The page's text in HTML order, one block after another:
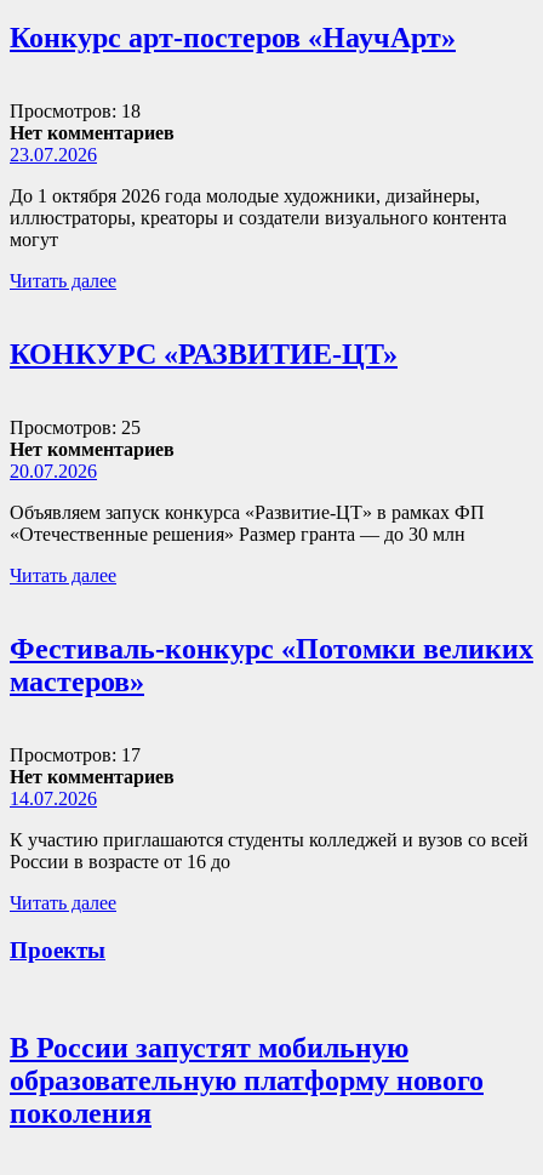
Конкурс арт-постеров «НаучАрт»
Просмотров: 18
Нет комментариев
23.07.2026
До 1 октября 2026 года молодые художники, дизайнеры,
иллюстраторы, креаторы и создатели визуального контента
могут
Читать далее
КОНКУРС «РАЗВИТИЕ-ЦТ»
Просмотров: 25
Нет комментариев
20.07.2026
Объявляем запуск конкурса «Развитие-ЦТ» в рамках ФП
«Отечественные решения» Размер гранта — до 30 млн
Читать далее
Фестиваль-конкурс «Потомки великих
мастеров»
Просмотров: 17
Нет комментариев
14.07.2026
К участию приглашаются студенты колледжей и вузов со всей
России в возрасте от 16 до
Читать далее
Проекты
В России запустят мобильную
образовательную платформу нового
поколения